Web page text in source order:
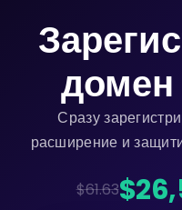
домен
Сразу
расширение и
$61.63